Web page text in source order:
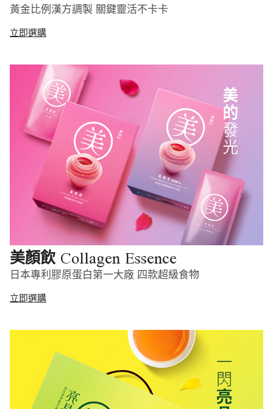
黃金比例漢方調製 關鍵靈活不卡卡
立即選購
美顏飲 Collagen Essence
日本專利膠原蛋白第一大廠 四款超級食物
立即選購